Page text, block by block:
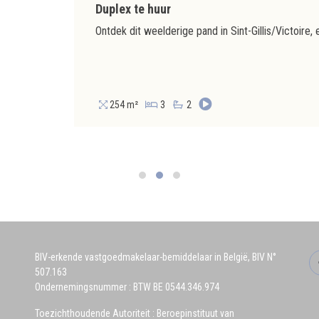
Duplex te huur
254 m² 3 2
BIV-erkende vastgoedmakelaar-bemiddelaar in België, BIV N°
507.163
Ondernemingsnummer : BTW BE 0544.346.974
Toezichthoudende Autoriteit : Beroepinstituut van